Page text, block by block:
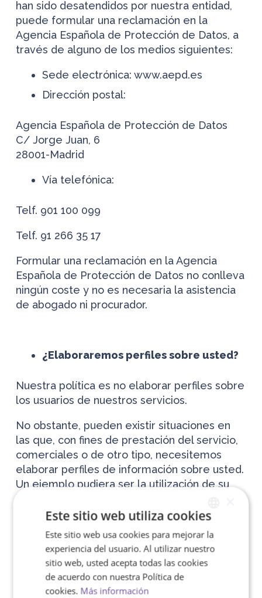
han sido desatendidos por nuestra entidad,
puede formular una reclamación en la
Agencia Española de Protección de Datos, a
través de alguno de los medios siguientes:
Sede electrónica: www.aepd.es
Dirección postal:
Agencia Española de Protección de Datos
C/ Jorge Juan, 6
28001-Madrid
Vía telefónica:
Telf. 901 100 099
Telf. 91 266 35 17
Formular una reclamación en la Agencia
Española de Protección de Datos no conlleva
ningún coste y no es necesaria la asistencia
de abogado ni procurador.
¿Elaboraremos perfiles sobre usted?
Nuestra política es no elaborar perfiles sobre
los usuarios de nuestros servicios.
No obstante, pueden existir situaciones en
las que, con fines de prestación del servicio,
comerciales o de otro tipo, necesitemos
elaborar perfiles de información sobre usted.
Un ejemplo pudiera ser la utilización de su
historial de compras o servicios para poder
ofrecerle productos o servicios adaptados a
sus gustos o necesidades.
En tal caso, aplicaremos medidas de
seguridad eficaces que protejan su
información en todo momento de personas
SPANISH
ENGLISH
Este sitio web utiliza cookies
Este sitio web usa cookies para mejorar la
experiencia del usuario. Al utilizar nuestro
sitio web, usted acepta todas las cookies
de acuerdo con nuestra Política de
cookies. Más información